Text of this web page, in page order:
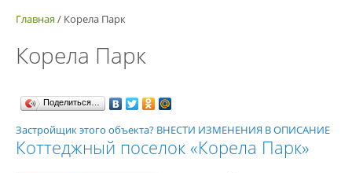
Главная / Корела Парк
Корела Парк
Поделиться…
Застройщик этого объекта? ВНЕСТИ ИЗМЕНЕНИЯ В ОПИСАНИЕ
Коттеджный поселок «Корела Парк»